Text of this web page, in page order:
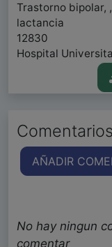
Trastorno bipolar,
lactancia
12830
Hospital
AÑADIR
No hay ningun
comentar